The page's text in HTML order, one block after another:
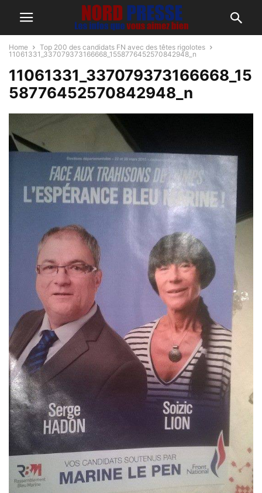
Home
Top 200 des candidats FN avec des têtes rigolotes
11061331_337079373166668_1558776452570842948_n
11061331_337079373166668_15
58776452570842948_n